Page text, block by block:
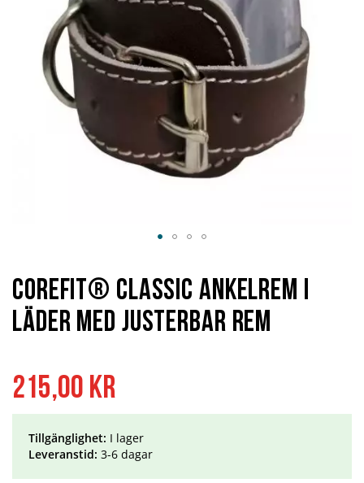
215,00 kr
Tillgänglighet: I lager
Leveranstid: 3-6 dagar
Corefit® Classic ankelrem i
läder med justerbar rem
början
av
bildgalleriet